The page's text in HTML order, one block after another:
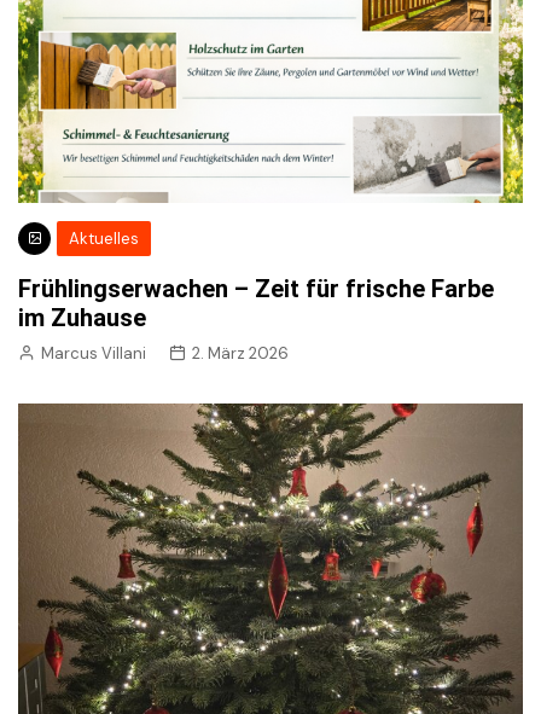
Aktuelles
Frühlingserwachen – Zeit für frische Farbe
im Zuhause
Marcus Villani 2. März 2026